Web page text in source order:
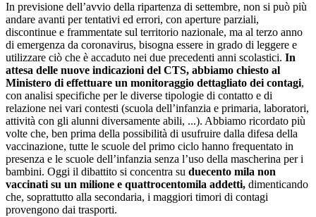
In previsione dell’avvio della ripartenza di settembre, non si può più
andare avanti per tentativi ed errori, con aperture parziali,
discontinue e frammentate sul territorio nazionale, ma al terzo anno
di emergenza da coronavirus, bisogna essere in grado di leggere e
utilizzare ciò che è accaduto nei due precedenti anni scolastici. In
attesa delle nuove indicazioni del CTS, abbiamo chiesto al
Ministero di effettuare un monitoraggio dettagliato dei contagi,
con analisi specifiche per le diverse tipologie di contatto e di
relazione nei vari contesti (scuola dell’infanzia e primaria, laboratori,
attività con gli alunni diversamente abili, ...). Abbiamo ricordato più
volte che, ben prima della possibilità di usufruire dalla difesa della
vaccinazione, tutte le scuole del primo ciclo hanno frequentato in
presenza e le scuole dell’infanzia senza l’uso della mascherina per i
bambini. Oggi il dibattito si concentra su duecento mila non
vaccinati su un milione e quattrocentomila addetti, dimenticando
che, soprattutto alla secondaria, i maggiori timori di contagi
provengono dai trasporti.